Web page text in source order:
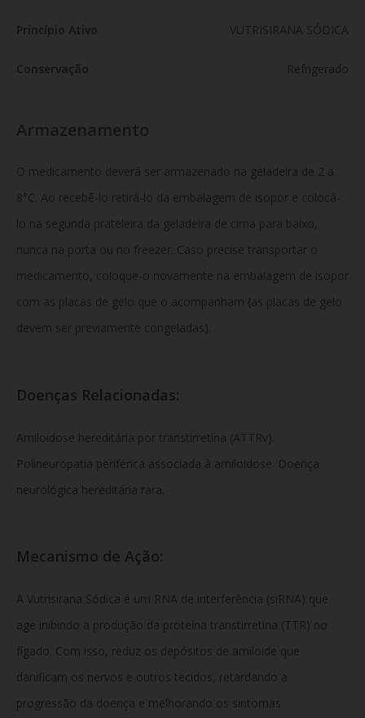
Princípio Ativo VUTRISIRANA SÓDICA
Conservação Refrigerado
Armazenamento
O medicamento deverá ser armazenado na geladeira de 2 a
8°C. Ao recebê-lo retirá-lo da embalagem de isopor e colocá-
lo na segunda prateleira da geladeira de cima para baixo,
nunca na porta ou no freezer. Caso precise transportar o
medicamento, coloque-o novamente na embalagem de isopor
com as placas de gelo que o acompanham (as placas de gelo
devem ser previamente congeladas).
Doenças Relacionadas:
Amiloidose hereditária por transtirretina (ATTRv).
Polineuropatia periférica associada à amiloidose. Doença
neurológica hereditária rara.
Mecanismo de Ação:
A Vutrisirana Sódica é um RNA de interferência (siRNA) que
age inibindo a produção da proteína transtirretina (TTR) no
fígado. Com isso, reduz os depósitos de amiloide que
danificam os nervos e outros tecidos, retardando a
progressão da doença e melhorando os sintomas